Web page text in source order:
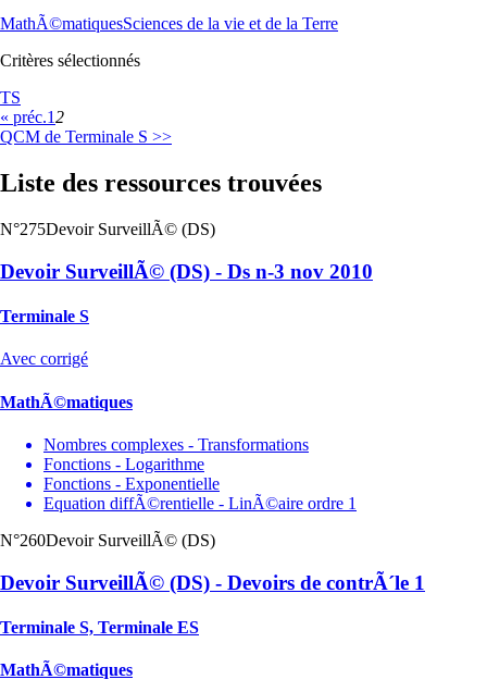
MathÃ©matiquesSciences de la vie et de la Terre
Critères sélectionnés
TS
« préc.12
QCM de Terminale S >>
Liste des ressources trouvées
N°275Devoir SurveillÃ© (DS)
Devoir SurveillÃ© (DS) - Ds n-3 nov 2010
Terminale S
Avec corrigé
MathÃ©matiques
Nombres complexes - Transformations
Fonctions - Logarithme
Fonctions - Exponentielle
Equation diffÃ©rentielle - LinÃ©aire ordre 1
N°260Devoir SurveillÃ© (DS)
Devoir SurveillÃ© (DS) - Devoirs de contrÃ´le 1
Terminale S, Terminale ES
MathÃ©matiques